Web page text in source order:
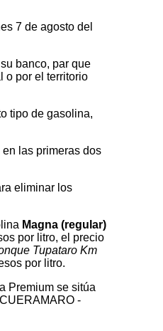
7 de agosto del
banco, par que
o por el territorio
tipo de gasolina,
las primeras dos
eliminar los
Magna (regular)
por litro, el precio
Tupataro Km
por litro.
Premium se sitúa
-